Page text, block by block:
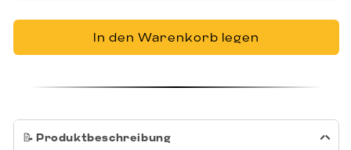
In den Warenkorb legen
📝 Produktbeschreibung